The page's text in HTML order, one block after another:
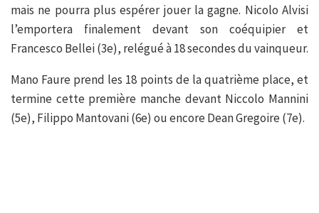
mais ne pourra plus espérer jouer la gagne. Nicolo Alvisi
l’emportera finalement devant son coéquipier et
Francesco Bellei (3e), relégué à 18 secondes du vainqueur.
Mano Faure prend les 18 points de la quatrième place, et
termine cette première manche devant Niccolo Mannini
(5e), Filippo Mantovani (6e) ou encore Dean Gregoire (7e).